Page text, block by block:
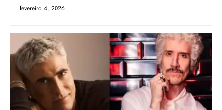
fevereiro 4, 2026